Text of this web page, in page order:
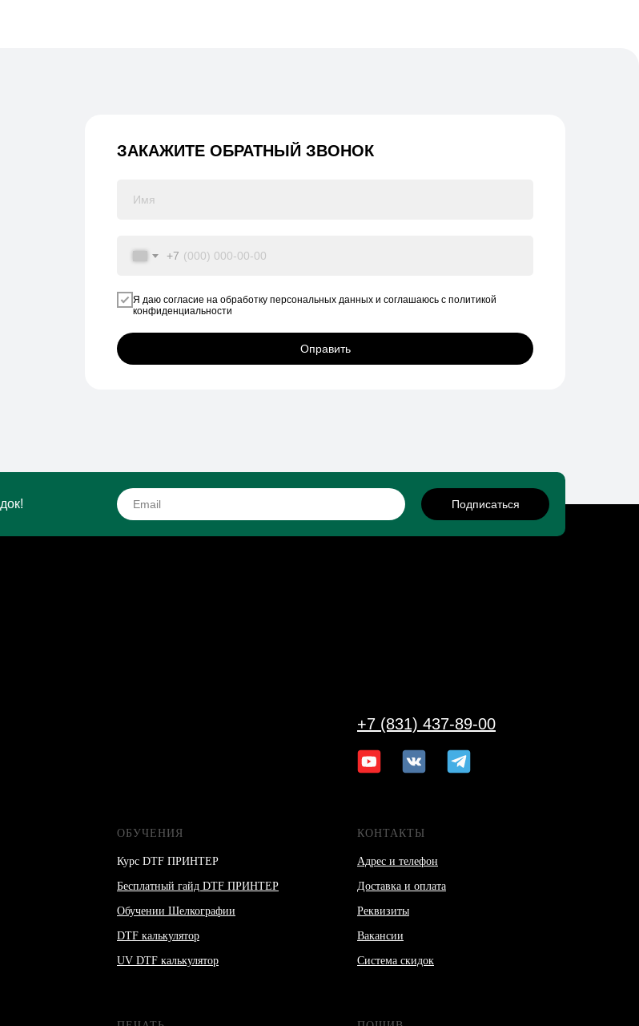
+7
Я даю согласие на обработку персональных данных и соглашаюсь c политикой
конфиденциальности
Оправить
ЗАКАЖИТЕ ОБРАТНЫЙ ЗВОНОК
Подписаться
+7 (831) 437-89-00
ОБУЧЕНИЯ
Курс DTF ПРИНТЕР
Бесплатный гайд DTF ПРИНТЕР
Обучении Шелкографии
DTF калькулятор
UV DTF калькулятор
КОНТАКТЫ
Адрес и телефон
Доставка и оплата
Реквизиты
Вакансии
Система скидок